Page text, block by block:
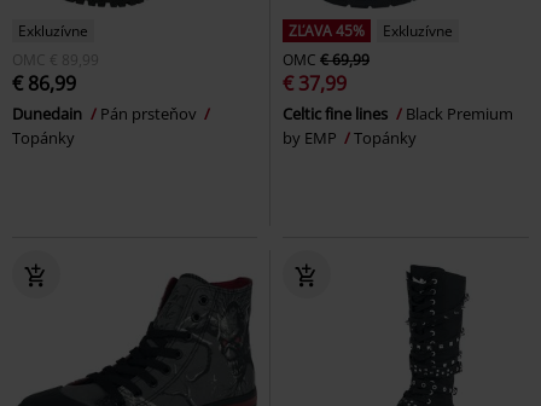
Exkluzívne
OMC € 89,99
€ 86,99
Dunedain
Pán prsteňov
Topánky
ZĽAVA 45%
Exkluzívne
OMC € 69,99
€ 37,99
Celtic fine lines
Black Premium
by EMP
Topánky